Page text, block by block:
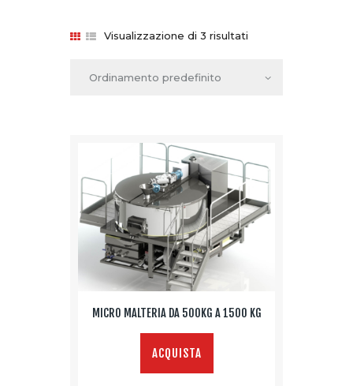
Visualizzazione di 3 risultati
MICRO MALTERIA DA 500KG A 1500 KG
ACQUISTA